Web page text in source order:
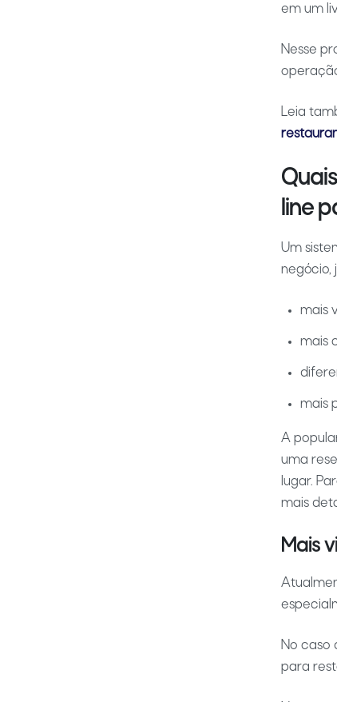
em um
Nesse
Leia
line
Um
negócio,
mais
mais
mais
A
uma
lugar.
mais
Mais
No caso
para